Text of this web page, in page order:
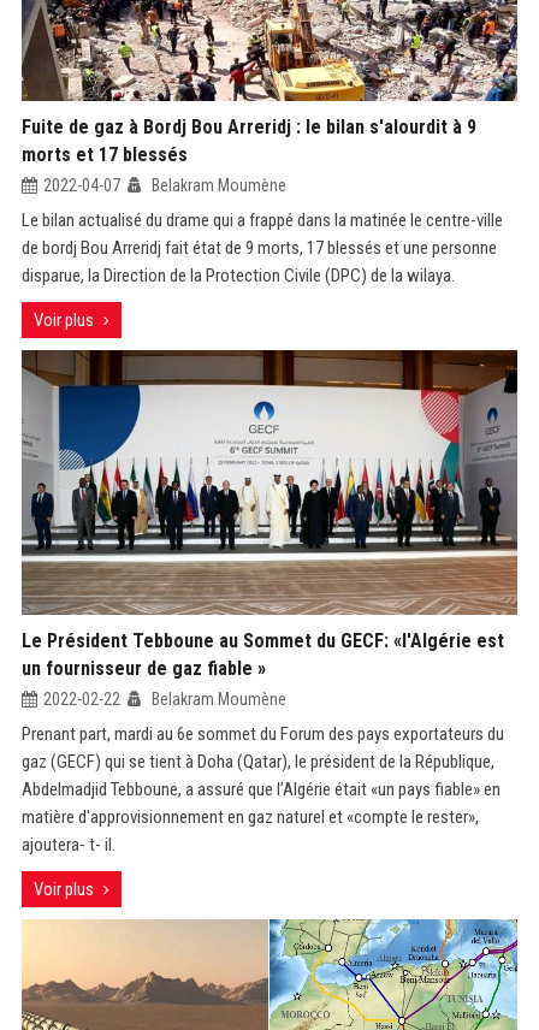
Fuite de gaz à Bordj Bou Arreridj : le bilan s'alourdit à 9
morts et 17 blessés
2022-04-07 Belakram Moumène
Le bilan actualisé du drame qui a frappé dans la matinée le centre-ville
de bordj Bou Arreridj fait état de 9 morts, 17 blessés et une personne
disparue, la Direction de la Protection Civile (DPC) de la wilaya.
Voir plus
Le Président Tebboune au Sommet du GECF: «l'Algérie est
un fournisseur de gaz fiable »
2022-02-22 Belakram Moumène
Prenant part, mardi au 6e sommet du Forum des pays exportateurs du
gaz (GECF) qui se tient à Doha (Qatar), le président de la République,
Abdelmadjid Tebboune, a assuré que l’Algérie était «un pays fiable» en
matière d'approvisionnement en gaz naturel et «compte le rester»,
ajoutera- t- il.
Voir plus